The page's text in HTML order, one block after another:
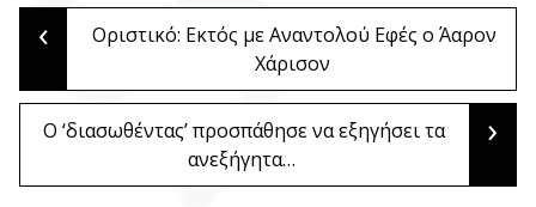
Post
navigation
‹
Οριστικό: Εκτός με Αναντολού Εφές ο Άαρον
Χάρισον
Ο ‘διασωθέντας’ προσπάθησε να εξηγήσει τα
ανεξήγητα…
›